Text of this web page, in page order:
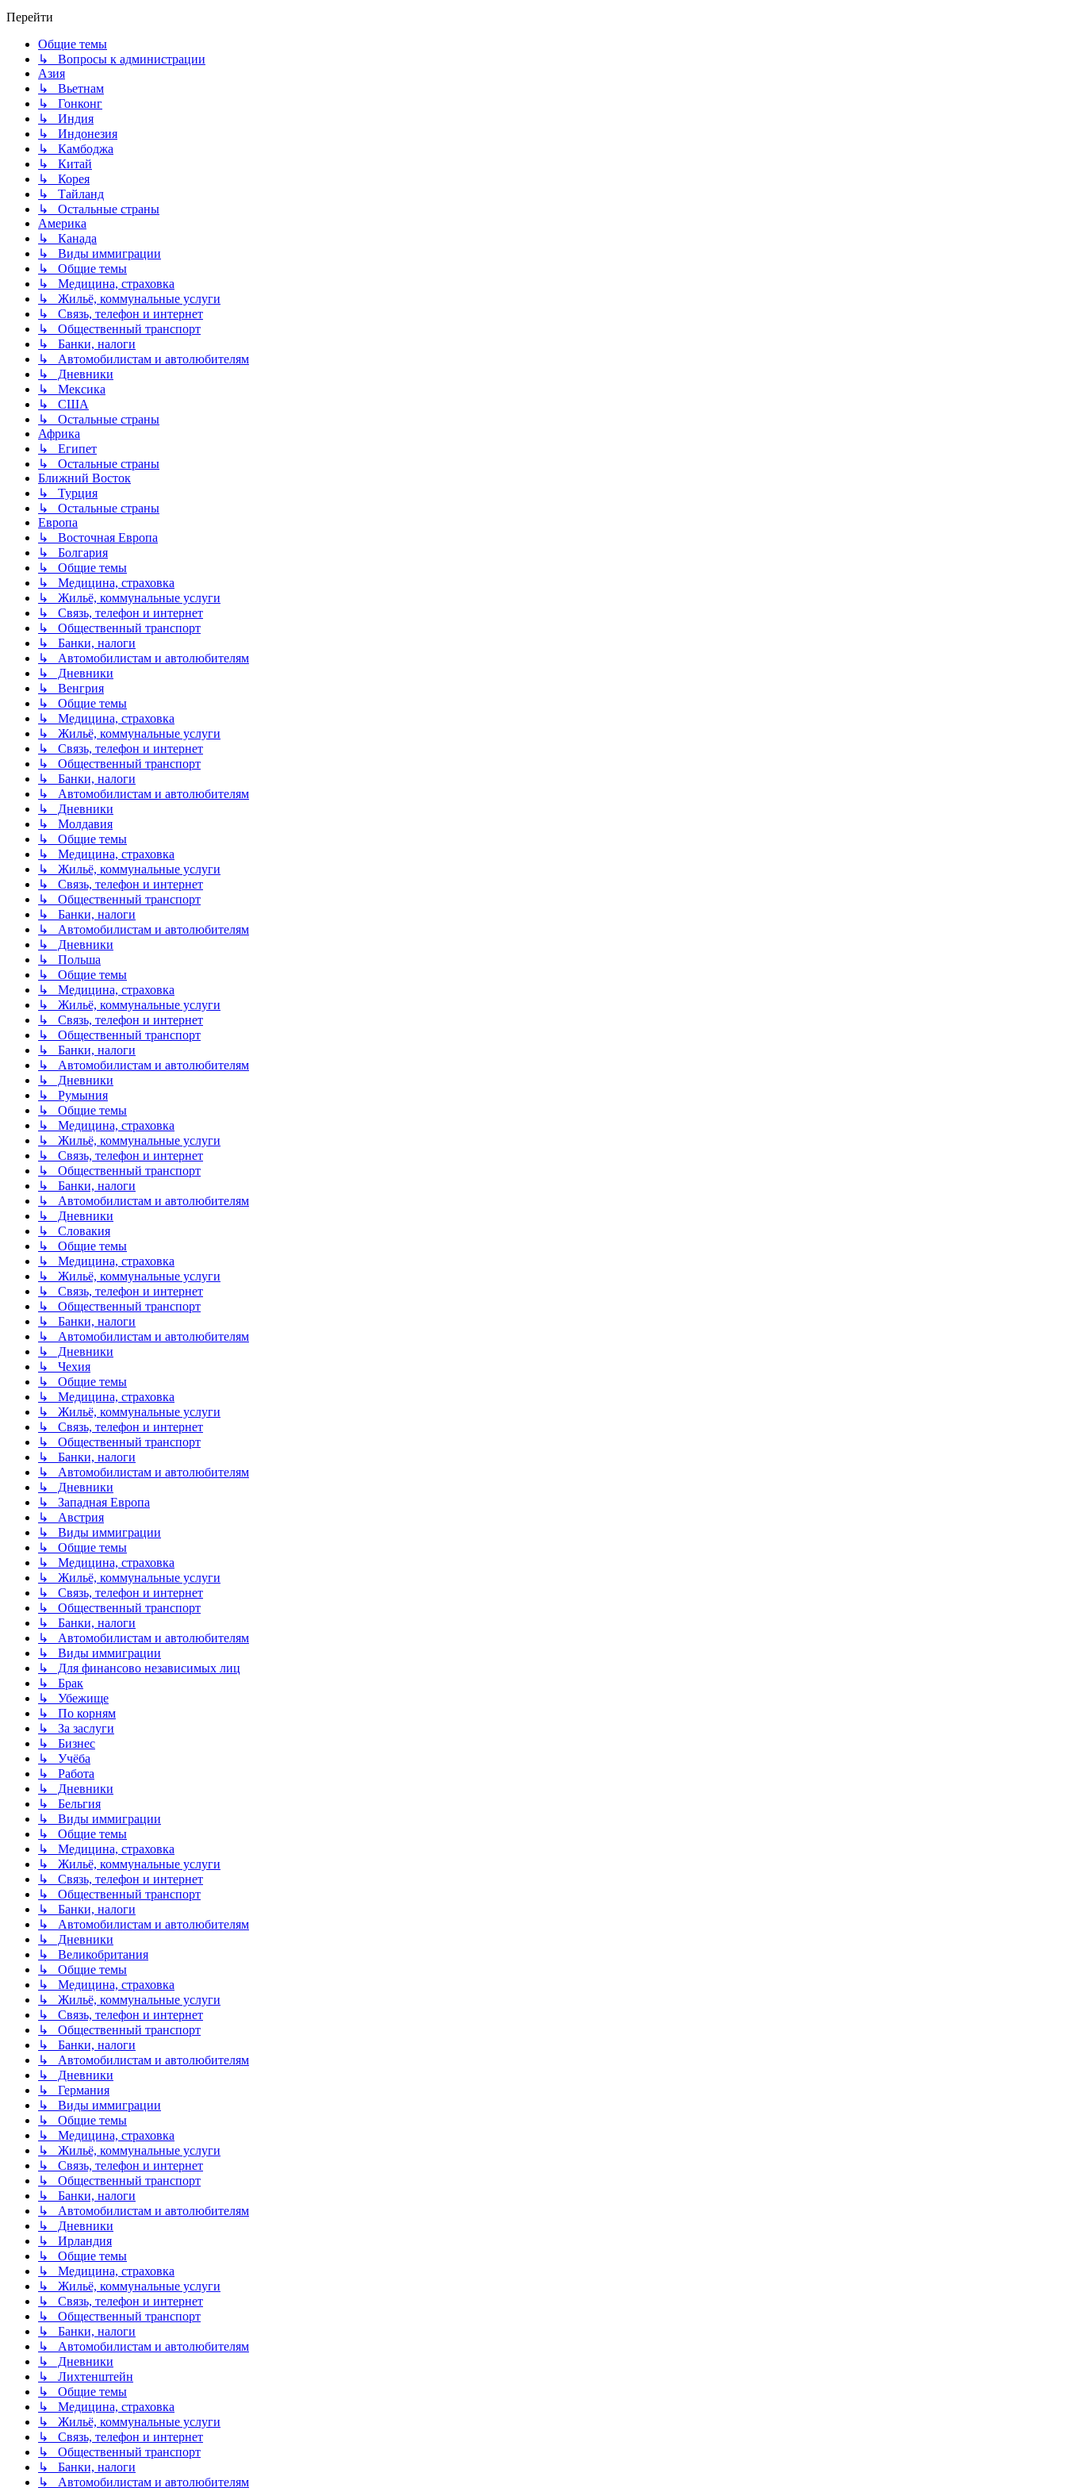
Перейти
Общие темы
↳ Вопросы к администрации
Азия
↳ Вьетнам
↳ Гонконг
↳ Индия
↳ Индонезия
↳ Камбоджа
↳ Китай
↳ Корея
↳ Тайланд
↳ Остальные страны
Америка
↳ Канада
↳ Виды иммиграции
↳ Общие темы
↳ Медицина, страховка
↳ Жильё, коммунальные услуги
↳ Связь, телефон и интернет
↳ Общественный транспорт
↳ Банки, налоги
↳ Автомобилистам и автолюбителям
↳ Дневники
↳ Мексика
↳ США
↳ Остальные страны
Африка
↳ Египет
↳ Остальные страны
Ближний Восток
↳ Турция
↳ Остальные страны
Европа
↳ Восточная Европа
↳ Болгария
↳ Общие темы
↳ Медицина, страховка
↳ Жильё, коммунальные услуги
↳ Связь, телефон и интернет
↳ Общественный транспорт
↳ Банки, налоги
↳ Автомобилистам и автолюбителям
↳ Дневники
↳ Венгрия
↳ Общие темы
↳ Медицина, страховка
↳ Жильё, коммунальные услуги
↳ Связь, телефон и интернет
↳ Общественный транспорт
↳ Банки, налоги
↳ Автомобилистам и автолюбителям
↳ Дневники
↳ Молдавия
↳ Общие темы
↳ Медицина, страховка
↳ Жильё, коммунальные услуги
↳ Связь, телефон и интернет
↳ Общественный транспорт
↳ Банки, налоги
↳ Автомобилистам и автолюбителям
↳ Дневники
↳ Польша
↳ Общие темы
↳ Медицина, страховка
↳ Жильё, коммунальные услуги
↳ Связь, телефон и интернет
↳ Общественный транспорт
↳ Банки, налоги
↳ Автомобилистам и автолюбителям
↳ Дневники
↳ Румыния
↳ Общие темы
↳ Медицина, страховка
↳ Жильё, коммунальные услуги
↳ Связь, телефон и интернет
↳ Общественный транспорт
↳ Банки, налоги
↳ Автомобилистам и автолюбителям
↳ Дневники
↳ Словакия
↳ Общие темы
↳ Медицина, страховка
↳ Жильё, коммунальные услуги
↳ Связь, телефон и интернет
↳ Общественный транспорт
↳ Банки, налоги
↳ Автомобилистам и автолюбителям
↳ Дневники
↳ Чехия
↳ Общие темы
↳ Медицина, страховка
↳ Жильё, коммунальные услуги
↳ Связь, телефон и интернет
↳ Общественный транспорт
↳ Банки, налоги
↳ Автомобилистам и автолюбителям
↳ Дневники
↳ Западная Европа
↳ Австрия
↳ Виды иммиграции
↳ Общие темы
↳ Медицина, страховка
↳ Жильё, коммунальные услуги
↳ Связь, телефон и интернет
↳ Общественный транспорт
↳ Банки, налоги
↳ Автомобилистам и автолюбителям
↳ Виды иммиграции
↳ Для финансово независимых лиц
↳ Брак
↳ Убежище
↳ По корням
↳ За заслуги
↳ Бизнес
↳ Учёба
↳ Работа
↳ Дневники
↳ Бельгия
↳ Виды иммиграции
↳ Общие темы
↳ Медицина, страховка
↳ Жильё, коммунальные услуги
↳ Связь, телефон и интернет
↳ Общественный транспорт
↳ Банки, налоги
↳ Автомобилистам и автолюбителям
↳ Дневники
↳ Великобритания
↳ Общие темы
↳ Медицина, страховка
↳ Жильё, коммунальные услуги
↳ Связь, телефон и интернет
↳ Общественный транспорт
↳ Банки, налоги
↳ Автомобилистам и автолюбителям
↳ Дневники
↳ Германия
↳ Виды иммиграции
↳ Общие темы
↳ Медицина, страховка
↳ Жильё, коммунальные услуги
↳ Связь, телефон и интернет
↳ Общественный транспорт
↳ Банки, налоги
↳ Автомобилистам и автолюбителям
↳ Дневники
↳ Ирландия
↳ Общие темы
↳ Медицина, страховка
↳ Жильё, коммунальные услуги
↳ Связь, телефон и интернет
↳ Общественный транспорт
↳ Банки, налоги
↳ Автомобилистам и автолюбителям
↳ Дневники
↳ Лихтенштейн
↳ Общие темы
↳ Медицина, страховка
↳ Жильё, коммунальные услуги
↳ Связь, телефон и интернет
↳ Общественный транспорт
↳ Банки, налоги
↳ Автомобилистам и автолюбителям